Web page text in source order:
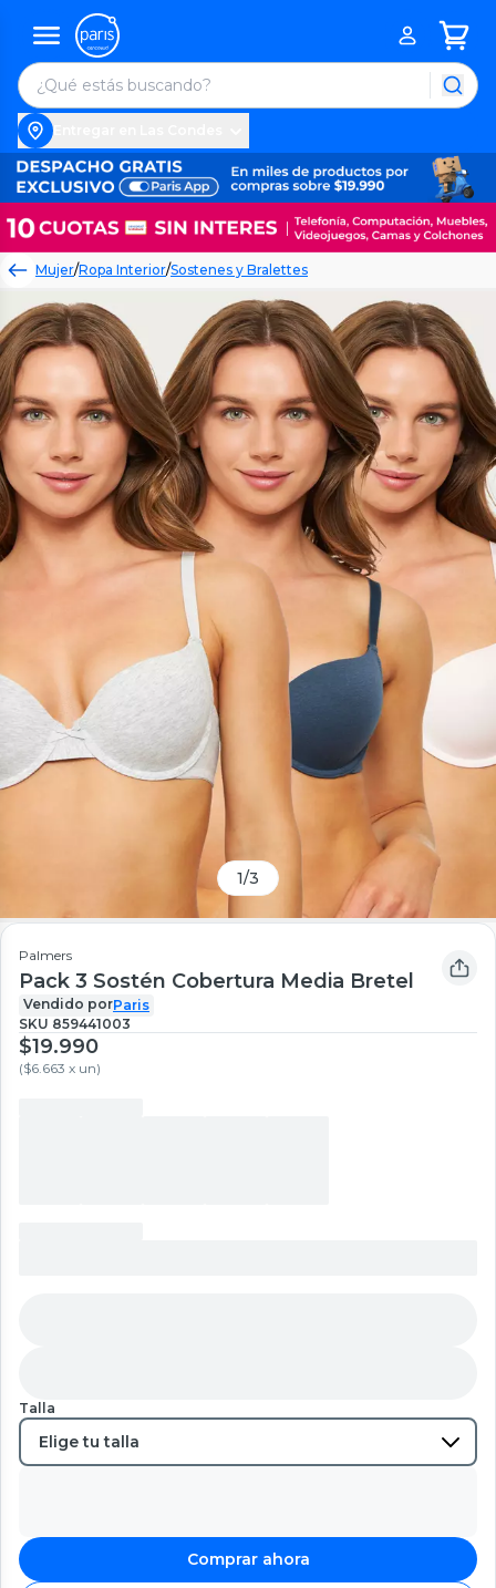
Mujer/Ropa Interior/Sostenes y Bralettes
1/3
Palmers
Pack 3 Sostén Cobertura Media Bretel
Vendido porParis
SKU 859441003
$19.990
($6.663 x un)
Talla
Comprar ahora